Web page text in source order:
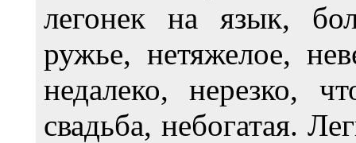
легонек на язык,
ружье, нетяжелое,
недалеко, нерезко,
свадьба, небогатая.